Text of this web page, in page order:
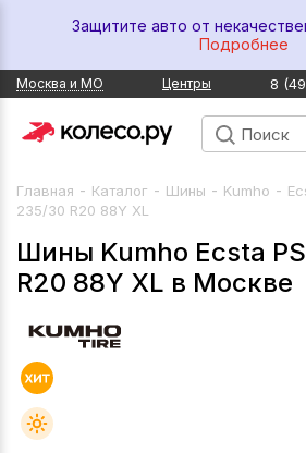
Защитите авто от
Подробнее
Москва и МО Центры 8
Главная - Каталог - Шины - Kumho -
235/30 R20 88Y XL
Шины Kumho Ecsta
R20 88Y XL в Москве